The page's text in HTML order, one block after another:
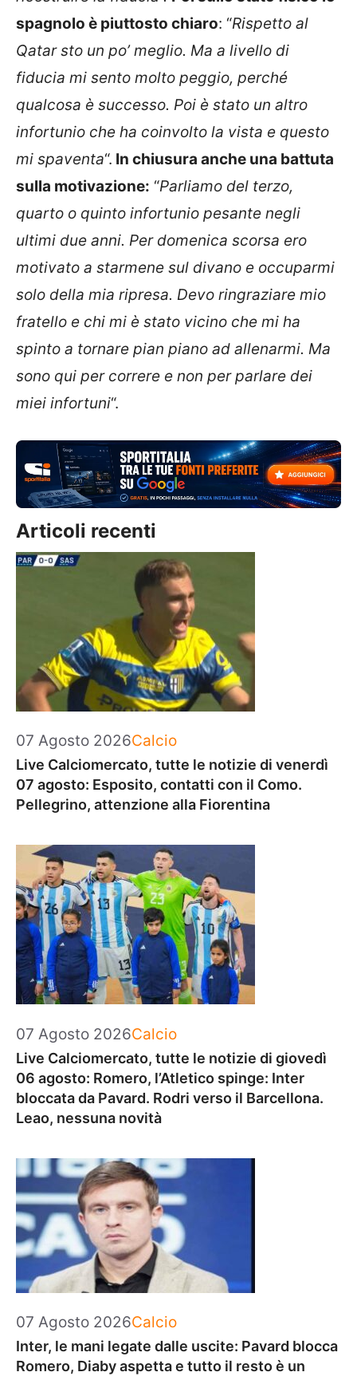
spagnolo è piuttosto chiaro: “Rispetto al
Qatar sto un po’ meglio. Ma a livello di
fiducia mi sento molto peggio, perché
qualcosa è successo. Poi è stato un altro
infortunio che ha coinvolto la vista e questo
mi spaventa“. In chiusura anche una battuta
sulla motivazione: “Parliamo del terzo,
quarto o quinto infortunio pesante negli
ultimi due anni. Per domenica scorsa ero
motivato a starmene sul divano e occuparmi
solo della mia ripresa. Devo ringraziare mio
fratello e chi mi è stato vicino che mi ha
spinto a tornare pian piano ad allenarmi. Ma
sono qui per correre e non per parlare dei
miei infortuni“.
Articoli recenti
07 Agosto 2026Categorie
Calcio
Live Calciomercato, tutte le notizie di venerdì
07 agosto: Esposito, contatti con il Como.
Pellegrino, attenzione alla Fiorentina
07 Agosto 2026Categorie
Calcio
Live Calciomercato, tutte le notizie di giovedì
06 agosto: Romero, l’Atletico spinge: Inter
bloccata da Pavard. Rodri verso il Barcellona.
Leao, nessuna novità
07 Agosto 2026Categorie
Calcio
Inter, le mani legate dalle uscite: Pavard blocca
Romero, Diaby aspetta e tutto il resto è un